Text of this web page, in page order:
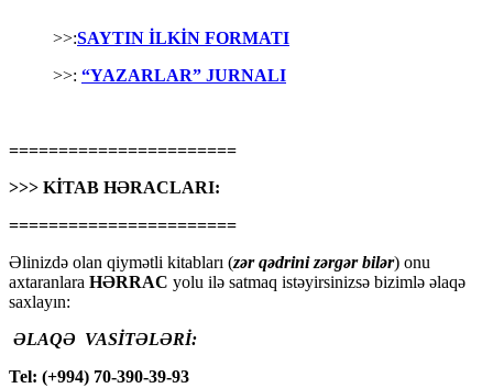
>>:SAYTIN İLKİN FORMATI
>>: “YAZARLAR” JURNALI
=======================
>>> KİTAB HƏRACLARI:
=======================
Əlinizdə olan qiymətli kitabları (zər qədrini zərgər bilər) onu
axtaranlara HƏRRAC yolu ilə satmaq istəyirsinizsə bizimlə əlaqə
saxlayın:
ƏLAQƏ VASİTƏLƏRİ:
Tel: (+994) 70-390-39-93